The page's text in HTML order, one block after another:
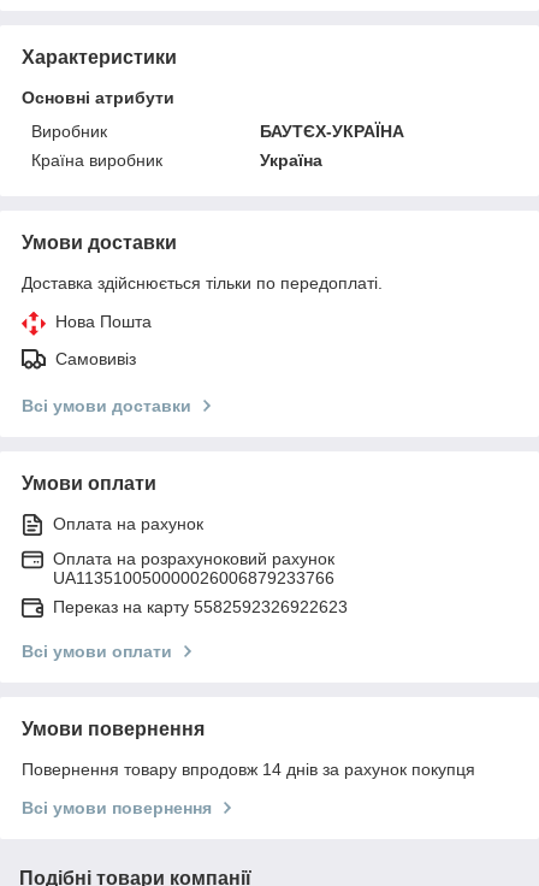
Характеристики
Основні атрибути
Виробник
БАУТЄХ-УКРАЇНА
Країна виробник
Україна
Умови доставки
Доставка здійснюється тільки по передоплаті.
Нова Пошта
Самовивіз
Всі умови доставки
Умови оплати
Оплата на рахунок
Оплата на розрахуноковий рахунок
UA113510050000026006879233766
Переказ на карту 5582592326922623
Всі умови оплати
Умови повернення
Повернення товару впродовж 14 днів за рахунок покупця
Всі умови повернення
Подібні товари компанії